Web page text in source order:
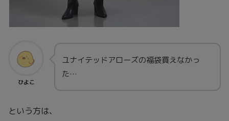
ひよこ
ユナイテッドアローズの福袋買えなかっ
た…
という方は、